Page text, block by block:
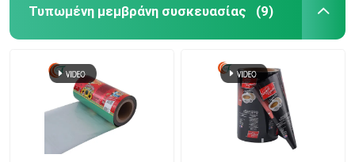
Τυπωμένη μεμβράνη συσκευασίας (9)